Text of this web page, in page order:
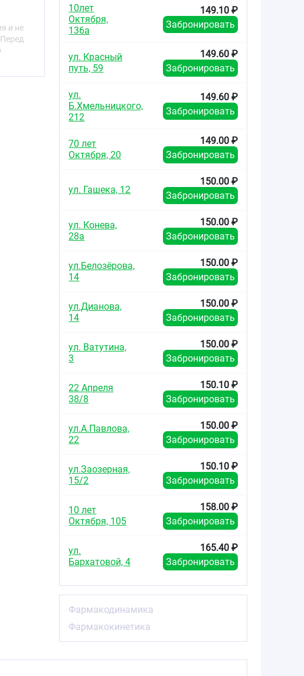
и не
10лет
Октября,
136а
149.10 ₽
Забронировать
ул. Красный
путь, 59
149.60 ₽
Забронировать
ул.
Б.Хмельницкого,
212
149.60 ₽
Забронировать
70 лет
Октября, 20
149.00 ₽
Забронировать
ул. Гашека, 12
150.00 ₽
Забронировать
ул. Конева,
28а
150.00 ₽
Забронировать
ул.Белозёрова,
14
150.00 ₽
Забронировать
ул.Дианова,
14
150.00 ₽
Забронировать
ул. Ватутина,
3
150.00 ₽
Забронировать
22 Апреля
38/8
150.10 ₽
Забронировать
ул.А.Павлова,
22
150.00 ₽
Забронировать
ул.Заозерная,
15/2
150.10 ₽
Забронировать
10 лет
Октября, 105
158.00 ₽
Забронировать
ул.
Бархатовой, 4
165.40 ₽
Забронировать
Фармакодинамика
Фармакокинетика